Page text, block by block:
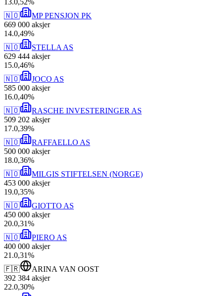
13.0,52%
🇳🇴
MP PENSJON PK
669 000 aksjer
14.0,49%
🇳🇴
STELLA AS
629 444 aksjer
15.0,46%
🇳🇴
JOCO AS
585 000 aksjer
16.0,40%
🇳🇴
RASCHE INVESTERINGER AS
509 202 aksjer
17.0,39%
🇳🇴
RAFFAELLO AS
500 000 aksjer
18.0,36%
🇳🇴
MILGIS STIFTELSEN (NORGE)
453 000 aksjer
19.0,35%
🇳🇴
GIOTTO AS
450 000 aksjer
20.0,31%
🇳🇴
PIERO AS
400 000 aksjer
21 .0,31%
🇫🇷
ARINA VAN OOST
392 384 aksjer
22.0,30%